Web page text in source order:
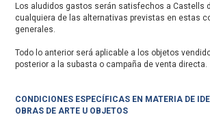
Los aludidos gastos serán satisfechos a Castells
cualquiera de las alternativas previstas en estas
generales.
Todo lo anterior será aplicable a los objetos
posterior a la subasta o campaña de venta directa.
CONDICIONES ESPECÍFICAS EN MATERIA DE
OBRAS DE ARTE U OBJETOS